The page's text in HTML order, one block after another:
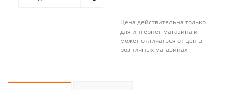
Цена действительна только
для интернет-магазина и
может отличаться от цен в
розничных магазинах